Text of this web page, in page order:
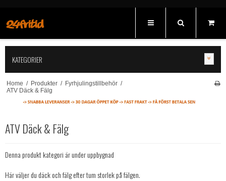
KATEGORIER
Home / Produkter / Fyrhjulingstillbehör /
ATV Däck & Fälg
ATV Däck & Fälg
Denna produkt kategori är under uppbygnad
Här väljer du däck och fälg efter tum storlek på fälgen.